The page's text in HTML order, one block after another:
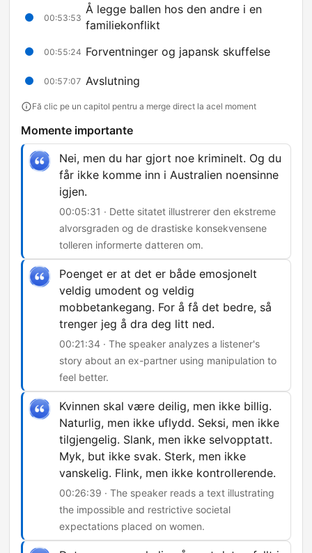
00:53:53
Å legge ballen hos den andre i en
familiekonflikt
00:55:24 Forventninger og japansk skuffelse
00:57:07 Avslutning
Fă clic pe un capitol pentru a merge direct la acel moment
Momente importante
Nei, men du har gjort noe kriminelt. Og du
får ikke komme inn i Australien noensinne
igjen.
00:05:31 · Dette sitatet illustrerer den ekstreme
alvorsgraden og de drastiske konsekvensene
tolleren informerte datteren om.
Poenget er at det er både emosjonelt
veldig umodent og veldig
mobbetankegang. For å få det bedre, så
trenger jeg å dra deg litt ned.
00:21:34 · The speaker analyzes a listener's
story about an ex-partner using manipulation to
feel better.
Kvinnen skal være deilig, men ikke billig.
Naturlig, men ikke uflydd. Seksi, men ikke
tilgjengelig. Slank, men ikke selvopptatt.
Myk, but ikke svak. Sterk, men ikke
vanskelig. Flink, men ikke kontrollerende.
00:26:39 · The speaker reads a text illustrating
the impossible and restrictive societal
expectations placed on women.